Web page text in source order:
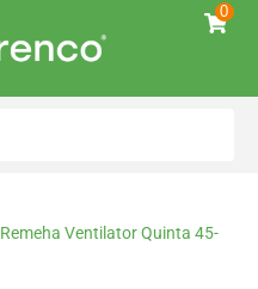
0
Remeha Ventilator Quinta 45-